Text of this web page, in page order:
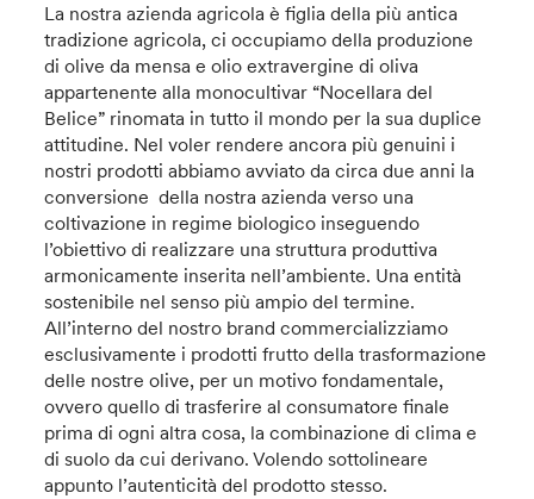
La nostra azienda agricola è figlia della più antica
tradizione agricola, ci occupiamo della produzione
di olive da mensa e olio extravergine di oliva
appartenente alla monocultivar “Nocellara del
Belice” rinomata in tutto il mondo per la sua duplice
attitudine. Nel voler rendere ancora più genuini i
nostri prodotti abbiamo avviato da circa due anni la
conversione della nostra azienda verso una
coltivazione in regime biologico inseguendo
l’obiettivo di realizzare una struttura produttiva
armonicamente inserita nell’ambiente. Una entità
sostenibile nel senso più ampio del termine.
All’interno del nostro brand commercializziamo
esclusivamente i prodotti frutto della trasformazione
delle nostre olive, per un motivo fondamentale,
ovvero quello di trasferire al consumatore finale
prima di ogni altra cosa, la combinazione di clima e
di suolo da cui derivano. Volendo sottolineare
appunto l’autenticità del prodotto stesso.